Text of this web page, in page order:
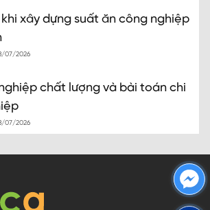
khi xây dựng suất ăn công nghiệp
07/2026
chất lượng và bài toán chi
07/2026